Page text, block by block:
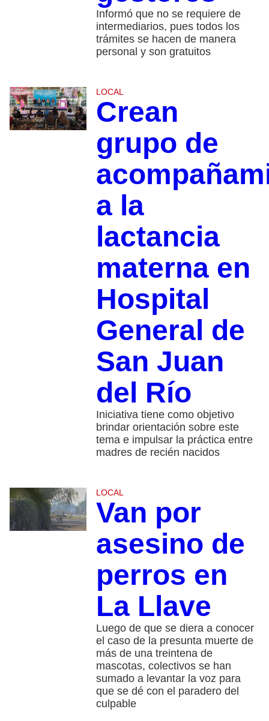
Informó que no se requiere de
intermediarios, pues todos los
trámites se hacen de manera
personal y son gratuitos
LOCAL
Crean
grupo de
a la
lactancia
materna en
Hospital
General de
San Juan
del Río
Iniciativa tiene como objetivo
brindar orientación sobre este
tema e impulsar la práctica entre
madres de recién nacidos
LOCAL
Van por
asesino de
perros en
La Llave
Luego de que se diera a conocer
el caso de la presunta muerte de
más de una treintena de
mascotas, colectivos se han
sumado a levantar la voz para
que se dé con el paradero del
culpable